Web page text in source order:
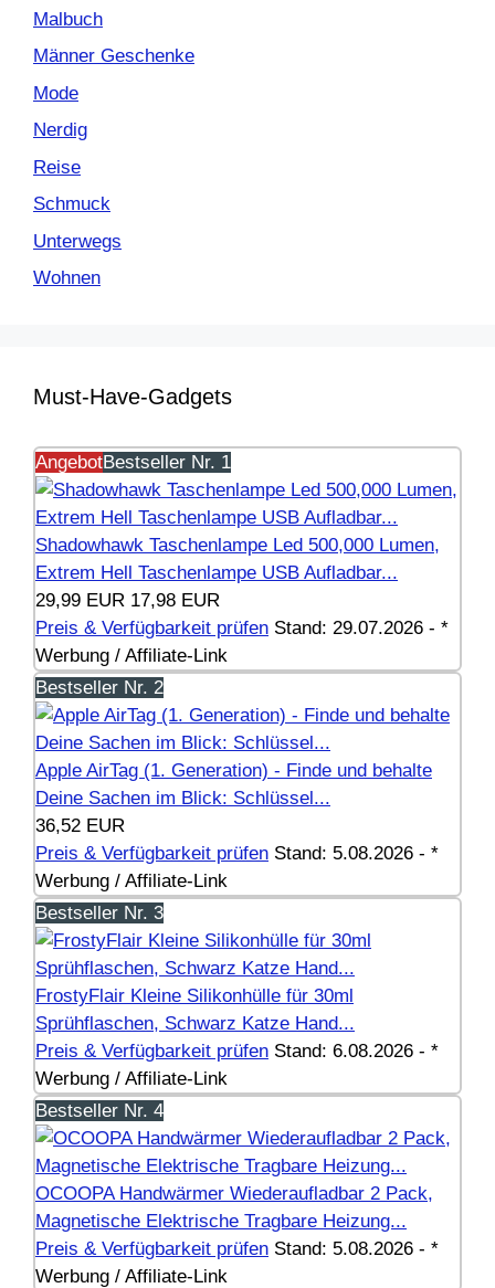
Malbuch
Männer Geschenke
Mode
Nerdig
Reise
Schmuck
Unterwegs
Wohnen
Must-Have-Gadgets
AngebotBestseller Nr. 1
Shadowhawk Taschenlampe Led 500,000 Lumen,
Extrem Hell Taschenlampe USB Aufladbar...
29,99 EUR 17,98 EUR
Preis & Verfügbarkeit prüfen Stand: 29.07.2026 - *
Werbung / Affiliate-Link
Bestseller Nr. 2
Apple AirTag (1. Generation) - Finde und behalte
Deine Sachen im Blick: Schlüssel...
36,52 EUR
Preis & Verfügbarkeit prüfen Stand: 5.08.2026 - *
Werbung / Affiliate-Link
Bestseller Nr. 3
FrostyFlair Kleine Silikonhülle für 30ml
Sprühflaschen, Schwarz Katze Hand...
Preis & Verfügbarkeit prüfen Stand: 6.08.2026 - *
Werbung / Affiliate-Link
Bestseller Nr. 4
OCOOPA Handwärmer Wiederaufladbar 2 Pack,
Magnetische Elektrische Tragbare Heizung...
Preis & Verfügbarkeit prüfen Stand: 5.08.2026 - *
Werbung / Affiliate-Link